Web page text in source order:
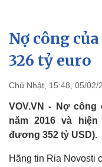
Chính trị
Đảng
Tổ chức nhân sự
Nhận diện sự thật
Nợ công
326 tỷ euro
Chủ Nhật, 15:48, 05/02/
VOV.VN - Nợ
năm 2016 và
đương 352 tỷ USD).
Hãng tin Ria Novosti